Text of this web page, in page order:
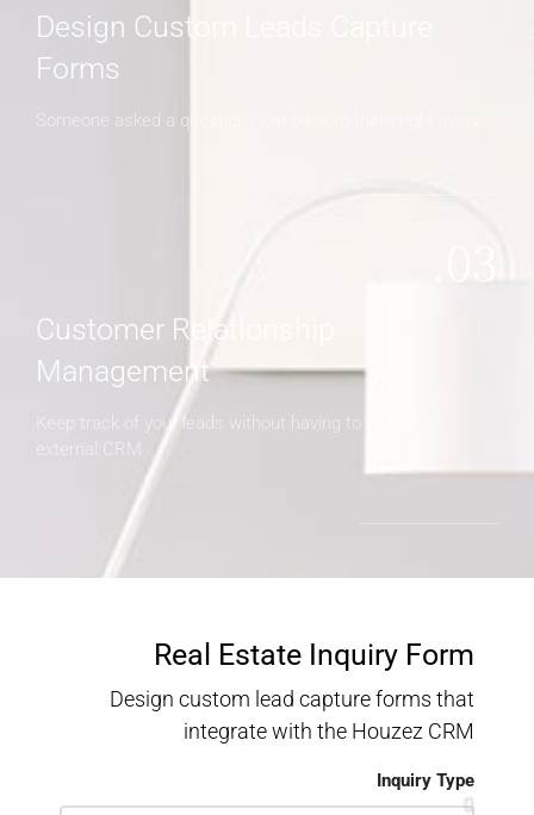
Design Custom Leads Capture
Forms
Someone asked a question? Get back to them right away
Customer Relationship
Management
Keep track of your leads without having to pay for an
external CRM
Real Estate Inquiry Form
Design custom lead capture forms that
integrate with the Houzez CRM
Inquiry Type